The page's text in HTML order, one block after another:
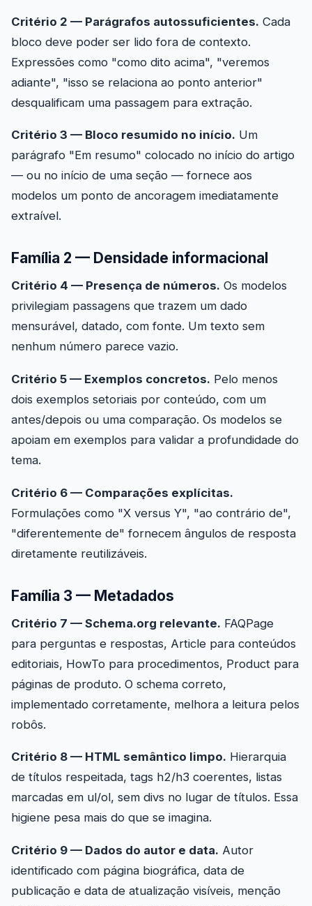
Critério 2 — Parágrafos autossuficientes. Cada
bloco deve poder ser lido fora de contexto.
Expressões como "como dito acima", "veremos
adiante", "isso se relaciona ao ponto anterior"
desqualificam uma passagem para extração.
Critério 3 — Bloco resumido no início. Um
parágrafo "Em resumo" colocado no início do artigo
— ou no início de uma seção — fornece aos
modelos um ponto de ancoragem imediatamente
extraível.
Família 2 — Densidade informacional
Critério 4 — Presença de números. Os modelos
privilegiam passagens que trazem um dado
mensurável, datado, com fonte. Um texto sem
nenhum número parece vazio.
Critério 5 — Exemplos concretos. Pelo menos
dois exemplos setoriais por conteúdo, com um
antes/depois ou uma comparação. Os modelos se
apoiam em exemplos para validar a profundidade do
tema.
Critério 6 — Comparações explícitas.
Formulações como "X versus Y", "ao contrário de",
"diferentemente de" fornecem ângulos de resposta
diretamente reutilizáveis.
Família 3 — Metadados
Critério 7 — Schema.org relevante. FAQPage
para perguntas e respostas, Article para conteúdos
editoriais, HowTo para procedimentos, Product para
páginas de produto. O schema correto,
implementado corretamente, melhora a leitura pelos
robôs.
Critério 8 — HTML semântico limpo. Hierarquia
de títulos respeitada, tags h2/h3 coerentes, listas
marcadas em ul/ol, sem divs no lugar de títulos. Essa
higiene pesa mais do que se imagina.
Critério 9 — Dados do autor e data. Autor
identificado com página biográfica, data de
publicação e data de atualização visíveis, menção